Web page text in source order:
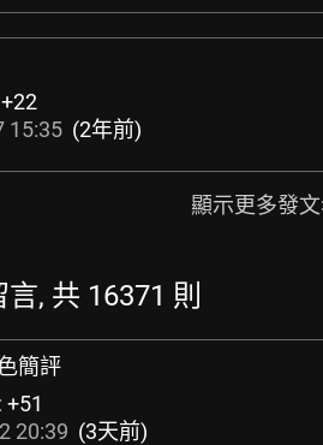
+22
15:35 (2年前)
顯示更多發文
, 共 16371 則
簡評
+51
20:39 (3天前)